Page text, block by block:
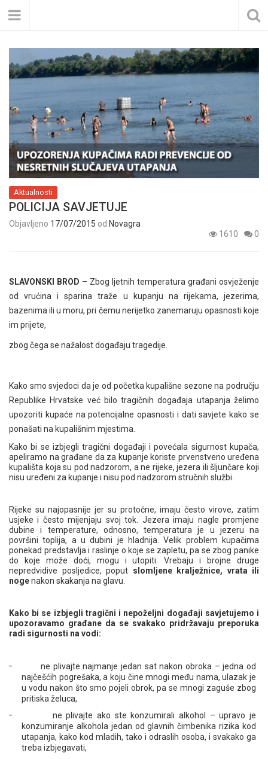
Aktualnosti
POLICIJA SAVJETUJE
Objavljeno 17/07/2015 od Novagra
1610
0
SLAVONSKI BROD – Zbog ljetnih temperatura građani osvježenje
od vrućina i sparina traže u kupanju na rijekama, jezerima,
bazenima ili u moru, pri čemu nerijetko zanemaruju opasnosti koje
im prijete,
zbog čega se nažalost događaju tragedije.
Kako smo svjedoci da je od početka kupališne sezone na području
Republike Hrvatske već bilo tragičnih događaja utapanja želimo
upozoriti kupaće na potencijalne opasnosti i dati savjete kako se
ponašati na kupališnim mjestima.
Kako bi se izbjegli tragični događaji i povećala sigurnost kupača,
apeliramo na građane da za kupanje koriste prvenstveno uređena
kupališta koja su pod nadzorom, a ne rijeke, jezera ili šljunčare koji
nisu uređeni za kupanje i nisu pod nadzorom stručnih službi.
Rijeke su najopasnije jer su protočne, imaju često virove, zatim
usjeke i često mijenjaju svoj tok. Jezera imaju nagle promjene
dubine i temperature, odnosno, temperatura je u jezeru na
površini toplija, a u dubini je hladnija. Velik problem kupačima
ponekad predstavlja i raslinje o koje se zapletu, pa se zbog panike
do koje može doći, mogu i utopiti. Vrebaju i brojne druge
nepredvidive posljedice, poput slomljene kralježnice, vrata ili
nogenakon skakanja na glavu.
Kako bi se izbjegli tragični i nepoželjni događaji savjetujemo i
upozoravamo građane da se svakako pridržavaju preporuka
radi sigurnosti na vodi:
– ne plivajte najmanje jedan sat nakon obroka – jedna od
najčešćih pogrešaka, a koju čine mnogi među nama, ulazak je
u vodu nakon što smo pojeli obrok, pa se mnogi zaguše zbog
pritiska želuca,
– ne plivajte ako ste konzumirali alkohol – upravo je
konzumiranje alkohola jedan od glavnih čimbenika rizika kod
utapanja, kako kod mladih, tako i odraslih osoba, i svakako ga
treba izbjegavati,